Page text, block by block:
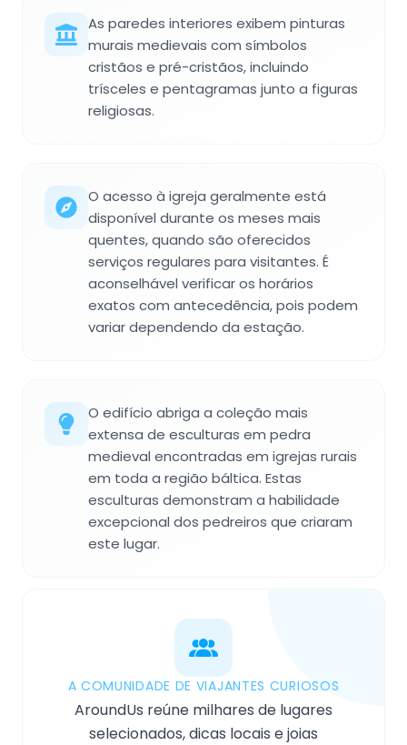
As paredes interiores exibem pinturas
murais medievais com símbolos
cristãos e pré-cristãos, incluindo
trísceles e pentagramas junto a figuras
religiosas.
O acesso à igreja geralmente está
disponível durante os meses mais
quentes, quando são oferecidos
serviços regulares para visitantes. É
aconselhável verificar os horários
exatos com antecedência, pois podem
variar dependendo da estação.
O edifício abriga a coleção mais
extensa de esculturas em pedra
medieval encontradas em igrejas rurais
em toda a região báltica. Estas
esculturas demonstram a habilidade
excepcional dos pedreiros que criaram
este lugar.
A COMUNIDADE DE VIAJANTES CURIOSOS
AroundUs reúne milhares de lugares
selecionados, dicas locais e joias